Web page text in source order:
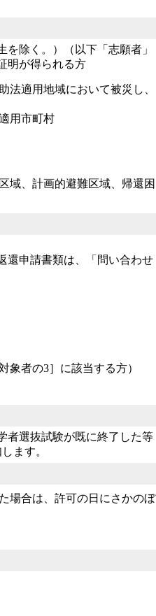
除く。）（以下「志願者」
明が得られる方
法適用地域において被災し、
用市町村
域、計画的避難区域、帰還困
還申請書類は、「問い合わせ
象者の3］に該当する方）
者選抜試験が既に終了した等
ます。
場合は、許可の日にさかのぼ